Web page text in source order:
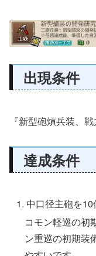
出現条件
『新型砲熕兵装、
達成条件
中口径主砲を
コモン軽巡の初
ン重巡の初期装